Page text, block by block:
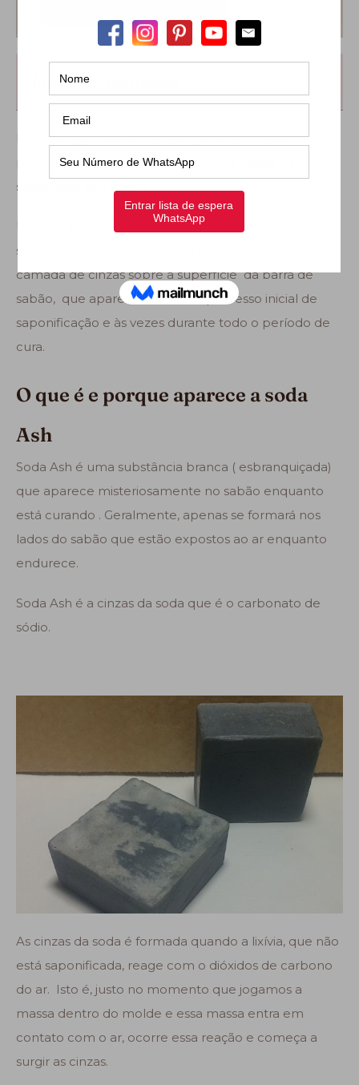
Índice de conteúdo
Neste artigo, vou focar em algo que todos nós
passamos uma vez ou outra que é a “
sabonetes artesanais
Um dos problemas comuns entre os fabricantes de
sabão artesanal é que vez ou outra surge uma fina
camada de cinzas sobre a superfície da barra de
sabão, que aparece durante o processo inicial de
saponificação e às vezes durante todo o período de
cura.
O que é e porque aparece a soda
Ash
Soda Ash é uma substância branca ( esbranquiçada)
que aparece misteriosamente no sabão enquanto
está curando . Geralmente, apenas se formará nos
lados do sabão que estão expostos ao ar enquanto
endurece.
Soda Ash é a cinzas da soda que é o carbonato de
sódio.
As cinzas da soda é formada quando a lixívia, que não
está saponificada, reage com o dióxidos de carbono
do ar. Isto é, justo no momento que jogamos a
massa dentro do molde e essa massa entra em
contato com o ar, ocorre essa reação e começa a
surgir as cinzas.